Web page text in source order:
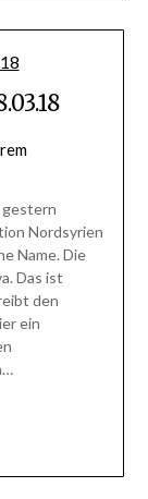
gestern
Nordsyrien
Name. Die
Das ist
den
ein